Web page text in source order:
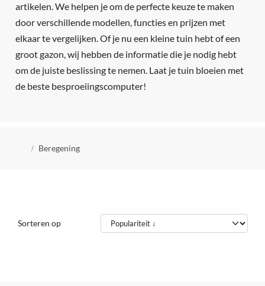
artikelen. We helpen je om de perfecte keuze te maken
door verschillende modellen, functies en prijzen met
elkaar te vergelijken. Of je nu een kleine tuin hebt of een
groot gazon, wij hebben de informatie die je nodig hebt
om de juiste beslissing te nemen. Laat je tuin bloeien met
de beste besproeiingscomputer!
Kruimelpad
Beregening
Sorteren op